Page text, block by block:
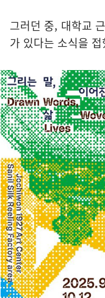
그러던 중, 대학교
가 있다는 소식을 접